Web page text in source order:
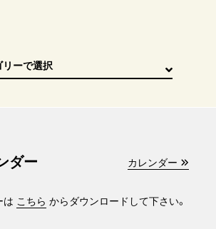
ダー カレンダー
は こちら からダウンロードして下さい。